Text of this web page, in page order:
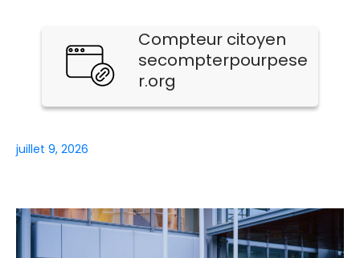
Compteur citoyen
secompterpourpese
r.org
juillet 9, 2026